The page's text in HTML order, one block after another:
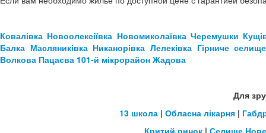
Ковалівка Новоолексіївка Новомиколаївка Черемушки
Балка Масляниківка Никанорівка Лелеківка Гірниче селище
Волкова Пацаєва 101-й мікрорайон Жадова
Для
13 школа| Обласна лікарня|
Критий ринок| Селище Нове